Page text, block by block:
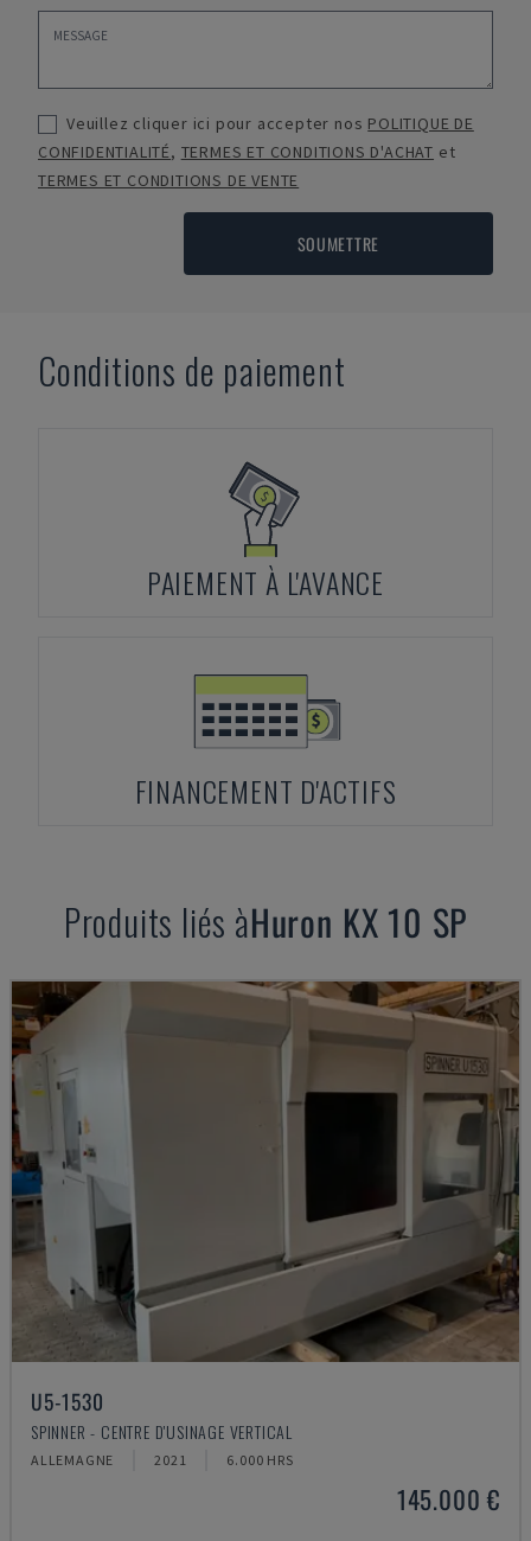
Veuillez cliquer ici pour accepter nos POLITIQUE DE
CONFIDENTIALITÉ, TERMES ET CONDITIONS D'ACHAT et
TERMES ET CONDITIONS DE VENTE
SOUMETTRE
Conditions de paiement
PAIEMENT À L'AVANCE
FINANCEMENT D'ACTIFS
Produits liés àHuron KX 10 SP
U5-1530
SPINNER - CENTRE D'USINAGE VERTICAL
ALLEMAGNE 2021 6.000 HRS
145.000 €